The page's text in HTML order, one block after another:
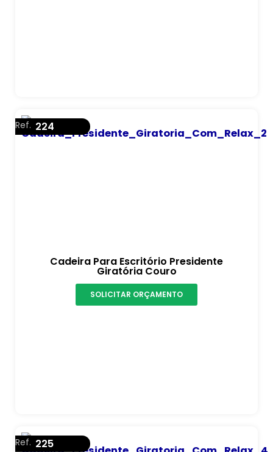
Cadeira Para Escritório Presidente
Giratória Couro
Ref. 224
SOLICITAR ORÇAMENTO
Ref. 225